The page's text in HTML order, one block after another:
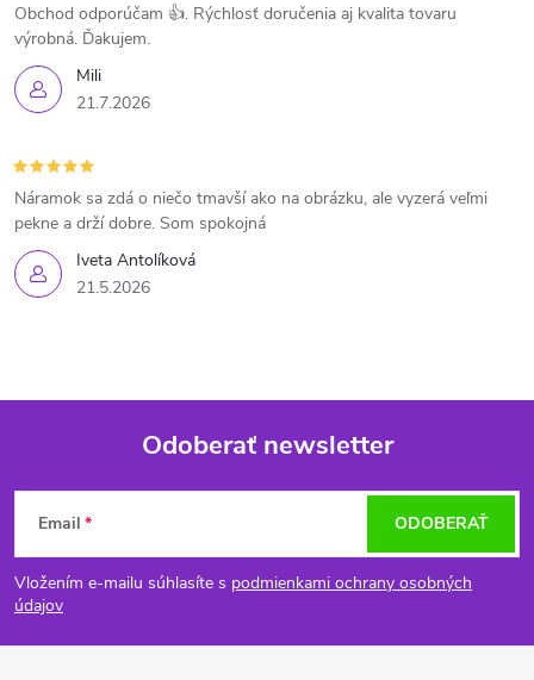
Mili
21.7.2026
Obchod odporúčam 👍. Rýchlosť doručenia aj kvalita tovaru
výrobná. Ďakujem.
Iveta Antolíková
21.5.2026
Náramok sa zdá o niečo tmavší ako na obrázku, ale vyzerá veľmi
pekne a drží dobre. Som spokojná
Z
á
p
Odoberať newsletter
Email
Vložením e-mailu súhlasíte s podmienkami ochrany osobných
údajov
ODOBERAŤ